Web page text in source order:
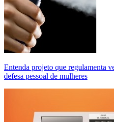
Entenda projeto que regulamenta
defesa pessoal de mulheres